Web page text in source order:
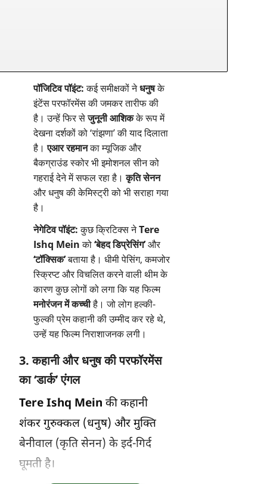
पॉजिटिव पॉइंट:कई समीक्षकों नेधनुषके
इंटेंस परफॉरमेंस की जमकर तारीफ की
है। उन्हें फिर सेजुनूनी आशिकके रूप में
देखना दर्शकों को ‘रांझणा’ की याद दिलाता
है।एआर रहमानका म्यूजिक और
बैकग्राउंड स्कोर भी इमोशनल सीन को
गहराई देने में सफल रहा है।कृति सेनन
और धनुष की केमिस्ट्री को भी सराहा गया
है।
नेगेटिव पॉइंट:कुछ क्रिटिक्स नेTere
Ishq Meinको‘बेहद डिप्रेसिंग’और
‘टॉक्सिक’बताया है। धीमी पेसिंग, कमजोर
स्क्रिप्ट और विचलित करने वाली थीम के
कारण कुछ लोगों को लगा कि यह फिल्म
मनोरंजन में कच्चीहै। जो लोग हल्की-
फुल्की प्रेम कहानी की उम्मीद कर रहे थे,
उन्हें यह फिल्म निराशाजनक लगी।
3. कहानी और धनुष की परफॉरमेंस
का ‘डार्क’ एंगल
Tere Ishq Mein की कहानी
शंकर गुरुक्कल (धनुष) और मुक्ति
बेनीवाल (कृति सेनन) के इर्द-गिर्द
घूमती है।